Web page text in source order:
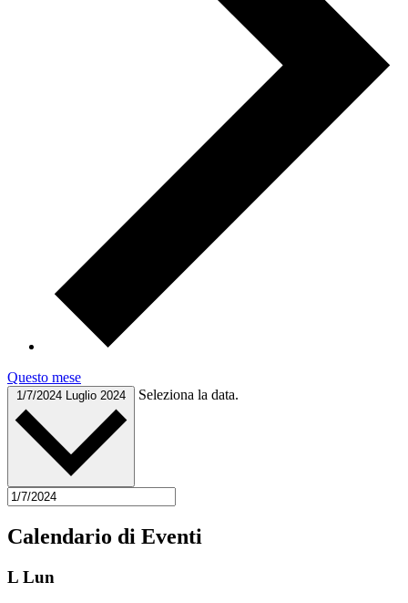
Questo mese
1/7/2024 Luglio 2024 Seleziona la data.
Calendario di Eventi
L Lun